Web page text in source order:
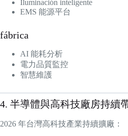
Iluminación inteligente
EMS 能源平台
fábrica
AI 能耗分析
電力品質監控
智慧維護
4. 半導體與高科技廠房持續
2026 年台灣高科技產業持續擴廠：